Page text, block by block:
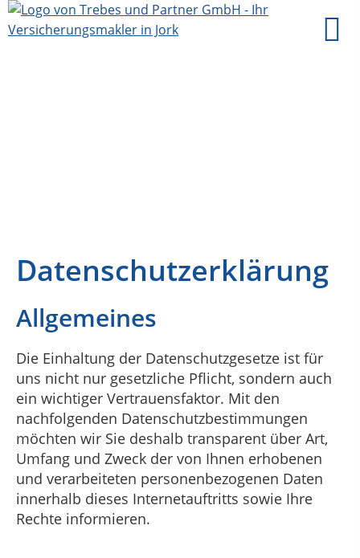
Datenschutzerklärung
Allgemeines
Die Einhaltung der Datenschutzgesetze ist für
uns nicht nur gesetzliche Pflicht, sondern auch
ein wichtiger Vertrauensfaktor. Mit den
nachfolgenden Datenschutzbestimmungen
möchten wir Sie deshalb transparent über Art,
Umfang und Zweck der von Ihnen erhobenen
und verarbeiteten personenbezogenen Daten
innerhalb dieses Internetauftritts sowie Ihre
Rechte informieren.